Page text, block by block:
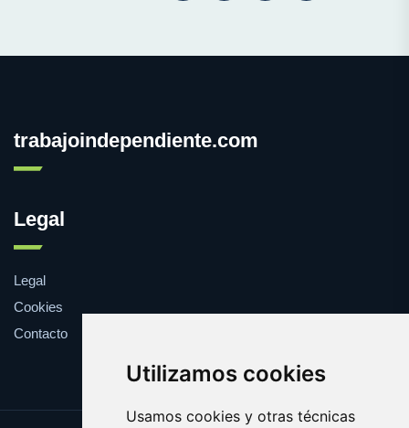
Utilizamos cookies
Usamos cookies y otras técnicas
trabajoindependiente.com
Legal
Legal
Cookies
Contacto